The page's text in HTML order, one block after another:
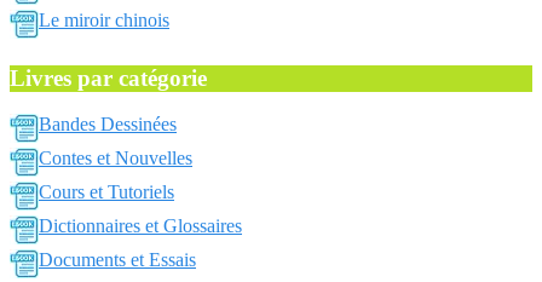
Le miroir chinois
Livres par catégorie
Bandes Dessinées
Contes et Nouvelles
Cours et Tutoriels
Dictionnaires et Glossaires
Documents et Essais